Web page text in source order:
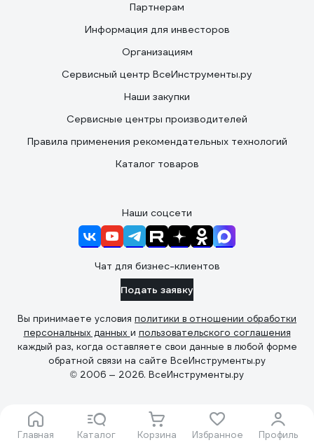
Главная Каталог Корзина Избранное Профиль
Партнерам
Информация для инвесторов
Организациям
Сервисный центр ВсеИнструменты.ру
Наши закупки
Сервисные центры производителей
Правила применения рекомендательных технологий
Каталог товаров
Наши соцсети
Чат для бизнес-клиентов
Подать заявку
Вы принимаете условия политики в отношении обработки
персональных данных и пользовательского соглашения
каждый раз, когда оставляете свои данные в любой форме
обратной связи на сайте ВсеИнструменты.ру
© 2006 — 2026. ВсеИнструменты.ру